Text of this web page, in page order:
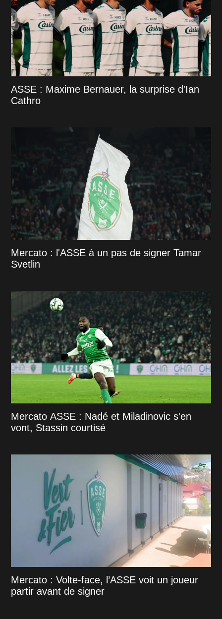
ASSE : Maxime Bernauer, la surprise d'Ian
Cathro
Mercato : l'ASSE à un pas de signer Tamar
Svetlin
Mercato ASSE : Nadé et Miladinovic s'en
vont, Stassin courtisé
Mercato : Volte-face, l’ASSE voit un joueur
partir avant de signer